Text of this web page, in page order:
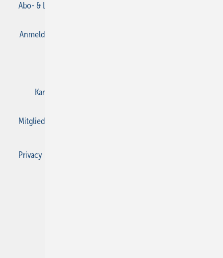
Abo- & Leserservice
Anmelden
Karriere bei Gentner
Mitgliedschaften und Engagement
Privacy Manager